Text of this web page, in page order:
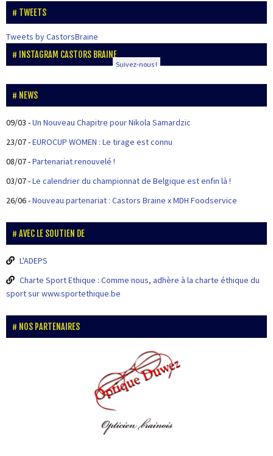
TWEETS
Tweets by CastorsBraine
INSTAGRAM CASTORS BRAINE
Suivez-nous !
NEWS
09/03 -Un Nouveau Chapitre pour Nikola Samardzic
23/07-EUROCUP WOMEN : Le tirage est connu
08/07-Partenariat renouvelé !
03/07-Le calendrier du championnat de Belgique est enfin là !
26/06-Nouveau partenariat : Castors Braine x MDH Foodservice
AVEC LE SOUTIEN DE
L'ADEPS
Charte Sport Ethique : Comme nous, adhère à la charte éthique du
sport sur www.sportethique.be
NOS PARTENAIRES